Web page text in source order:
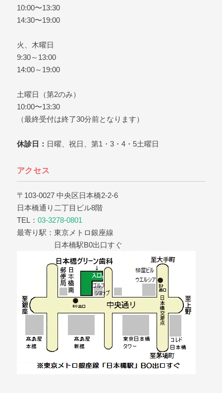
10:00〜13:30
14:30〜19:00
火、木曜日
9:30～13:00
14:00～19:00
土曜日（第2のみ）
10:00〜13:30
（最終受付は終了30分前となります）
休診日： 日曜、祝日、第1・3・4・5土曜日
アクセス
〒103-0027 中央区日本橋2-2-6
日本橋通り二丁目ビル8階
TEL： 03-3278-0801
最寄り駅：東京メトロ銀座線
日本橋駅B0出口すぐ